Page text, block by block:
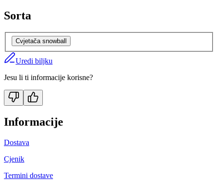
Sorta
Cvjetača snowball
Uredi biljku
Jesu li ti informacije korisne?
Informacije
Dostava
Cjenik
Termini dostave